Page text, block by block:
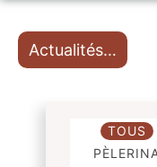
Actualités…
TOUS